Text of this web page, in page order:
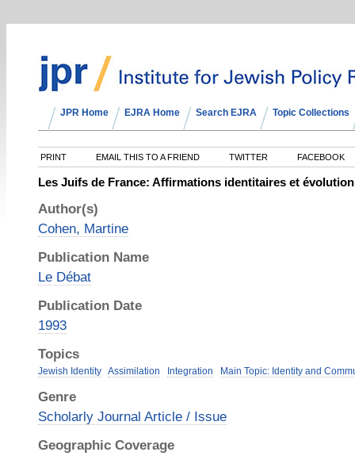
JPR Home EJRA Home Search EJRA Topic Collections
PRINT EMAIL THIS TO A FRIEND TWITTER FACEBOOK
Les Juifs de France: Affirmations identitaires et
Author(s)
Cohen, Martine
Publication Name
Le Débat
Publication Date
1993
Topics
Jewish Identity Assimilation Integration Main Topic: Identity and
Genre
Scholarly Journal Article / Issue
Geographic Coverage